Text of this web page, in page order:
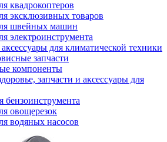
квадрокоптеров
эксклюзивных товаров
швейных машин
электроинструмента
для климатической техники
запчасти
компоненты
запчасти и аксессуары для
бензоинструмента
овощерезок
водяных насосов